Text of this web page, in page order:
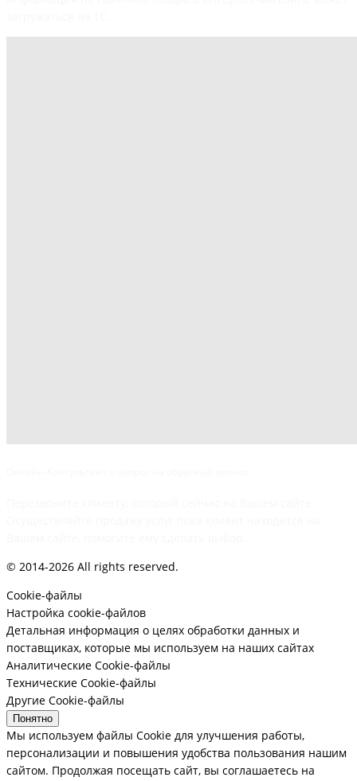
© 2014-2026 All rights reserved.
Cookie-файлы
Настройка cookie-файлов
Детальная информация о целях обработки данных и
поставщиках, которые мы используем на наших сайтах
Аналитические Cookie-файлы
Технические Cookie-файлы
Другие Cookie-файлы
Понятно
Мы используем файлы Cookie для улучшения работы,
персонализации и повышения удобства пользования нашим
сайтом. Продолжая посещать сайт, вы соглашаетесь на